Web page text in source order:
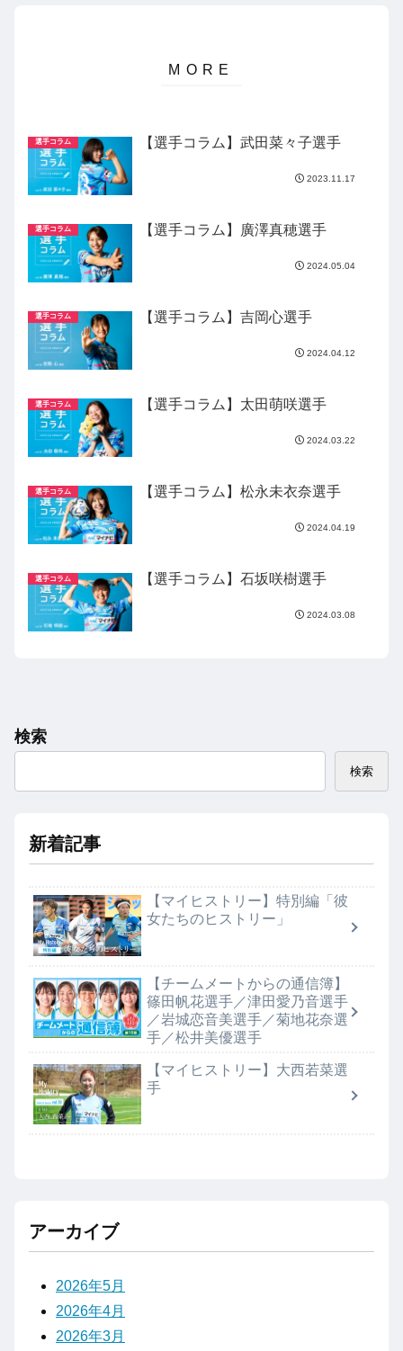
選手コラム 【選手コラム】武田菜々子選手
2023.11.17
選手コラム 【選手コラム】廣澤真穂選手
2024.05.04
選手コラム 【選手コラム】吉岡心選手
2024.04.12
選手コラム 【選手コラム】太田萌咲選手
2024.03.22
選手コラム 【選手コラム】松永未衣奈選手
2024.04.19
選手コラム 【選手コラム】石坂咲樹選手
2024.03.08
検索
検索
新着記事
【マイヒストリー】特別編「彼
女たちのヒストリー」
【チームメートからの通信簿】
篠田帆花選手／津田愛乃音選手
／岩城恋音美選手／菊地花奈選
手／松井美優選手
【マイヒストリー】大西若菜選
手
アーカイブ
2026年5月
2026年4月
2026年3月